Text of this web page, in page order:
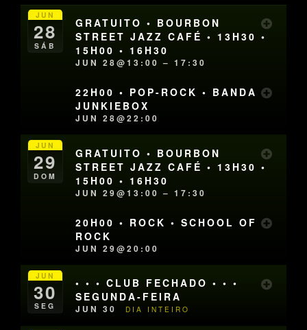
JUN
28
SÁB
GRATUITO • BOURBON
STREET JAZZ CAFÉ • 13H30 •
15H00 • 16H30
JUN 28@13:00 – 17:30
22H00 • POP-ROCK • BANDA
JUNKIEBOX
JUN 28@22:00
JUN
29
DOM
GRATUITO • BOURBON
STREET JAZZ CAFÉ • 13H30 •
15H00 • 16H30
JUN 29@13:00 – 17:30
20H00 • ROCK • SCHOOL OF
ROCK
JUN 29@20:00
JUN
30
SEG
• • • CLUB FECHADO • • •
SEGUNDA-FEIRA
JUN 30 DIA INTEIRO